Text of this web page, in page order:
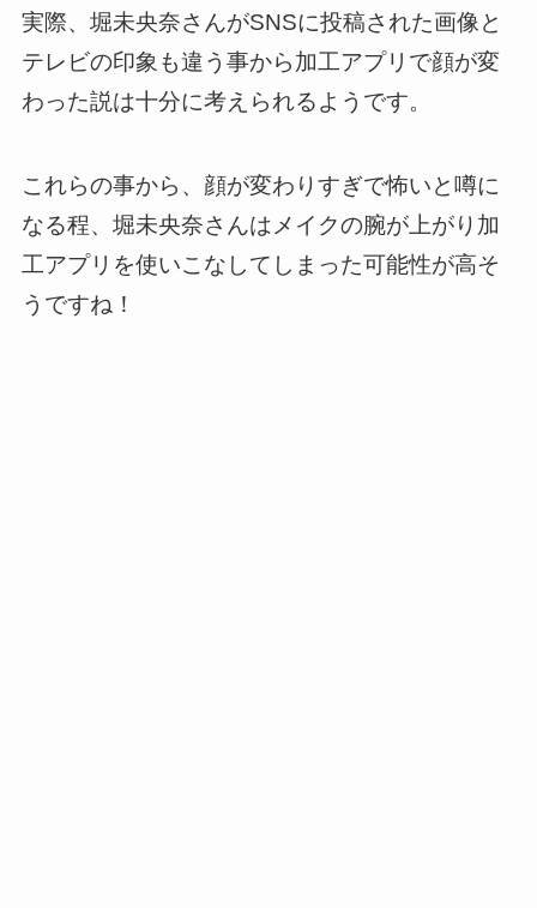
実際、堀未央奈さんがSNSに投稿された画像と
テレビの印象も違う事から加工アプリで顔が変
わった説は十分に考えられるようです。
これらの事から、顔が変わりすぎで怖いと噂に
なる程、堀未央奈さんはメイクの腕が上がり加
工アプリを使いこなしてしまった可能性が高そ
うですね！